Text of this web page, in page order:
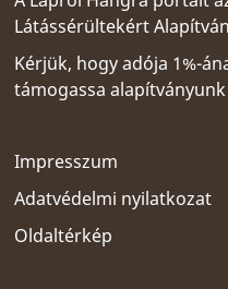
Látássérültekért
Kérjük, hogy adója 1%-
támogassa
Impresszum
Adatvédelmi nyilatkozat
Oldaltérkép